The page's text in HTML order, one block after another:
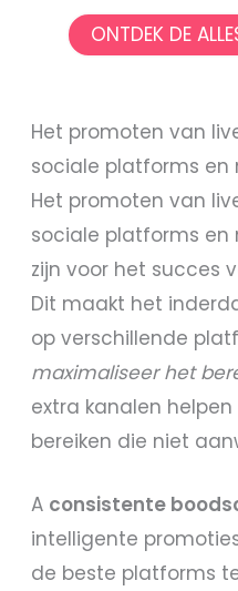
ONTDEK DE
Het promoten van
sociale platforms en
Het promoten van
sociale platforms en
zijn voor het succes
Dit maakt het
op verschillende
maximaliseer het
extra kanalen
bereiken die niet
A consistente
intelligente
de beste platforms